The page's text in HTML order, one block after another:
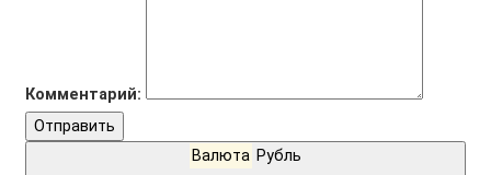
Комментарий:
Отправить
Валюта Рубль